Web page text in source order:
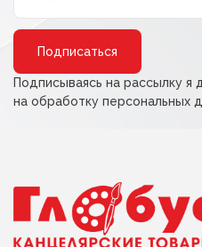
Подписываясь на рассылку я
на обработку персональных